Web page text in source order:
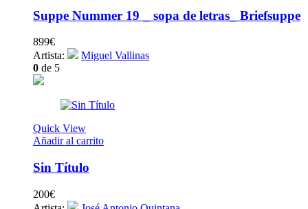
Suppe Nummer 19 _ sopa de letras_ Briefsuppe
899€
Artista:
Miguel Vallinas
0 de 5
Quick View
Añadir al carrito
Sin Título
200€